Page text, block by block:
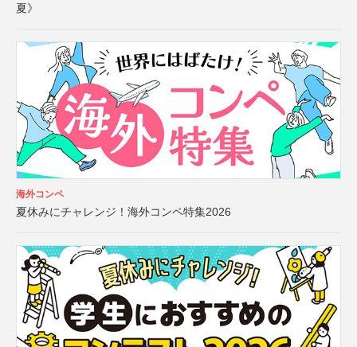
夏》
海外コンペ
夏休みにチャレンジ！海外コンペ特集2026